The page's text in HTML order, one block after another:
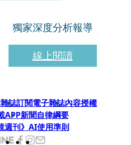
獨家深度分析報導
線上閱讀
誌訂閱電子雜誌內容授權
APP新聞自律綱要
週刊》AI使用準則